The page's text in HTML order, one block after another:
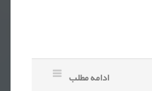
ادامه مطلب